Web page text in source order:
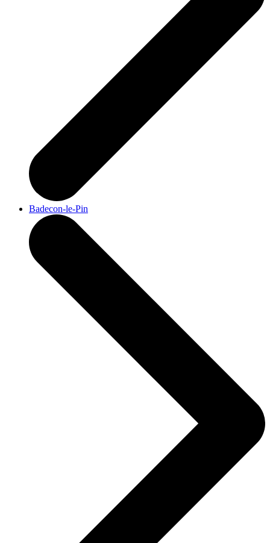
Badecon-le-Pin